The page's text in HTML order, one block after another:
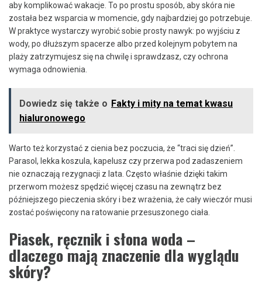
aby komplikować wakacje. To po prostu sposób, aby skóra nie
została bez wsparcia w momencie, gdy najbardziej go potrzebuje.
W praktyce wystarczy wyrobić sobie prosty nawyk: po wyjściu z
wody, po dłuższym spacerze albo przed kolejnym pobytem na
plaży zatrzymujesz się na chwilę i sprawdzasz, czy ochrona
wymaga odnowienia.
Dowiedz się także o Fakty i mity na temat kwasu
hialuronowego
Warto też korzystać z cienia bez poczucia, że “traci się dzień”.
Parasol, lekka koszula, kapelusz czy przerwa pod zadaszeniem
nie oznaczają rezygnacji z lata. Często właśnie dzięki takim
przerwom możesz spędzić więcej czasu na zewnątrz bez
późniejszego pieczenia skóry i bez wrażenia, że cały wieczór musi
zostać poświęcony na ratowanie przesuszonego ciała.
Piasek, ręcznik i słona woda –
dlaczego mają znaczenie dla wyglądu
skóry?